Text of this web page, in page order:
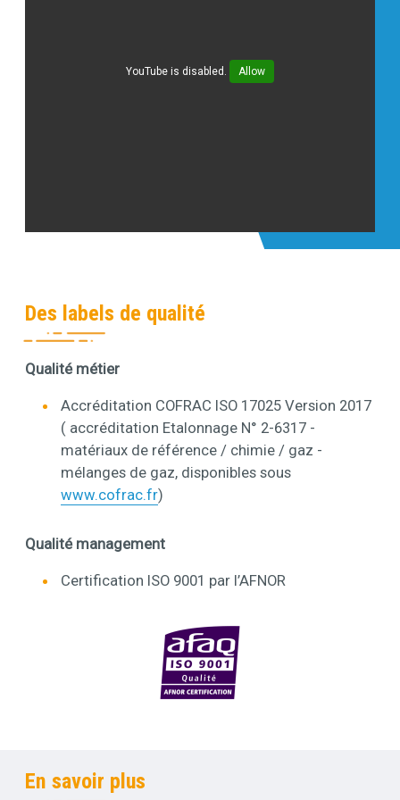
YouTube is disabled. Allow
Des labels de qualité
Contenu
Qualité métier
Accréditation COFRAC ISO 17025 Version 2017
( accréditation Etalonnage N° 2-6317 -
matériaux de référence / chimie / gaz -
mélanges de gaz, disponibles sous
www.cofrac.fr)
Qualité management
Certification ISO 9001 par l’AFNOR
Titre
En savoir plus